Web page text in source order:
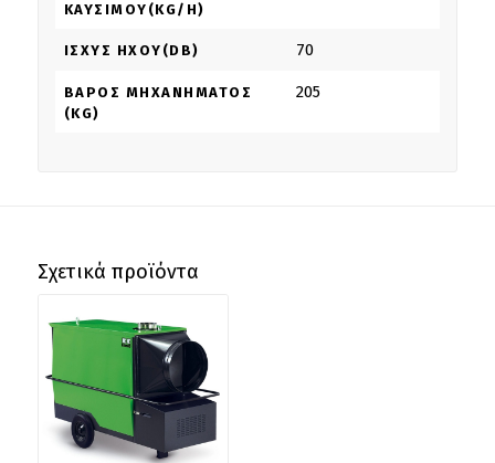
ΚΑΥΣΊΜΟΥ(KG/H)
ΙΣΧΎΣ ΉΧΟΥ(DB) 70
ΒΆΡΟΣ ΜΗΧΑΝΉΜΑΤΟΣ
(KG)
205
Σχετικά προϊόντα